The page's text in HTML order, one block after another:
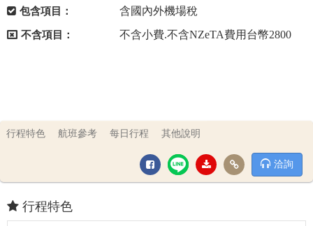
包含項目： 含國內外機場稅
不含項目： 不含小費.不含NZeTA費用台幣2800
行程特色 航班參考 每日行程 其他說明
洽詢
行程特色